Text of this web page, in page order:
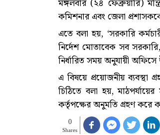
মঙ্গলবার (২৪ ফেব্রুয়ারি)
কমিশনার এবং জেলা
এতে বলা হয়, ‘সরকারি
নির্দেশ মোতাবেক সব সরকারি,
নির্ধারিত সময় অনুযায়ী অফিসে
এ বিষয়ে প্রয়োজনীয় ব্যবস্থা
চিঠিতে বলা হয়,‌
কর্তৃপক্ষের অনুমতি গ্রহণ করে
0
Shares